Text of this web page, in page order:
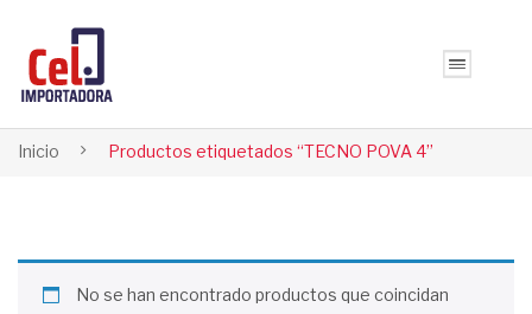
Inicio Productos etiquetados “TECNO POVA 4”
No se han encontrado productos que coincidan